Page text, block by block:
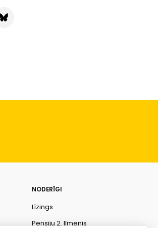
NODERĪGI
Līzings
Pensiju 2. līmenis